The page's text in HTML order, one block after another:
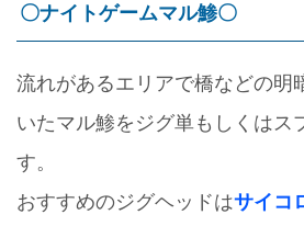
〇ナイトゲームマル鯵〇
流れがあるエリアで橋などの明
いたマル鯵をジグ単もしくはス
す。
おすすめのジグヘッドはサイコ